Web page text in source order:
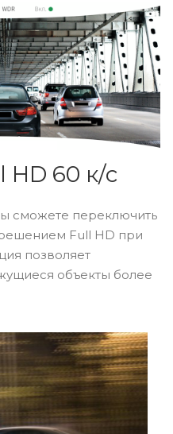
60 к/с
сможете переключить
Full HD при
позволяет
объекты более